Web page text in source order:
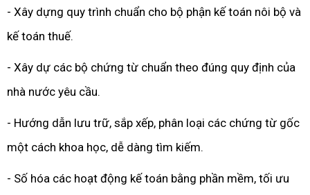
- Xây dựng quy trình chuẩn cho bộ phận kế toán nôi bộ và
kế toán thuế.
- Xây dự các bộ chứng từ chuẩn theo đúng quy định của
nhà nước yêu cầu.
- Hướng dẫn lưu trữ, sắp xếp, phân loại các chứng từ gốc
một cách khoa học, dễ dàng tìm kiếm.
- Số hóa các hoạt động kế toán bằng phần mềm, tối ưu